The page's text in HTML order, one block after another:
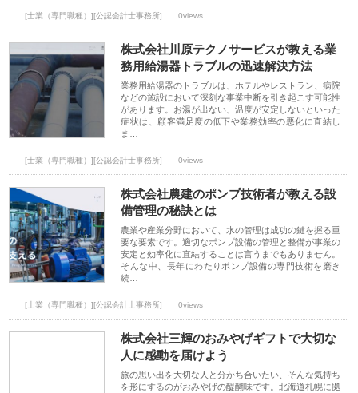
[士業（専門職種）][公認会計士事務所] 0views
株式会社川原テクノサービスが教える業
務用給湯器トラブルの迅速解決方法
業務用給湯器のトラブルは、ホテルやレストラン、病院
などの施設において深刻な事業中断を引き起こす可能性
があります。お湯が出ない、温度が安定しないといった
症状は、顧客満足度の低下や業務効率の悪化に直結し
ま…
[士業（専門職種）][公認会計士事務所] 0views
株式会社農建のポンプ技術者が教える設
備管理の秘訣とは
農業や産業分野において、水の管理は成功の鍵を握る重
要な要素です。適切なポンプ設備の管理と整備が事業の
安定と効率化に直結することは言うまでもありません。
そんな中、長年にわたりポンプ設備の専門技術を磨き
続…
[士業（専門職種）][公認会計士事務所] 0views
株式会社三輝のおみやげギフトで大切な
人に感動を届けよう
旅の思い出を大切な人と分かち合いたい、そんな気持ち
を形にするのがおみやげの醍醐味です。北海道札幌に拠